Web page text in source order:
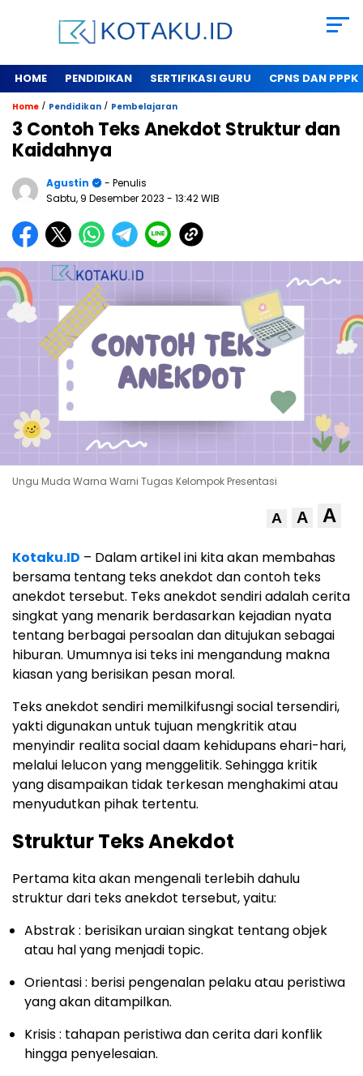
HOME PENDIDIKAN SERTIFIKASI GURU CPNS DAN PPPK
Home / Pendidikan / Pembelajaran
3 Contoh Teks Anekdot Struktur dan
Kaidahnya
Agustin
- Penulis
Sabtu, 9 Desember 2023 - 13:42 WIB
Ungu Muda Warna Warni Tugas Kelompok Presentasi
A A A
Kotaku.ID – Dalam artikel ini kita akan membahas
bersama tentang teks anekdot dan contoh teks
anekdot tersebut. Teks anekdot sendiri adalah cerita
singkat yang menarik berdasarkan kejadian nyata
tentang berbagai persoalan dan ditujukan sebagai
hiburan. Umumnya isi teks ini mengandung makna
kiasan yang berisikan pesan moral.
Teks anekdot sendiri memilkifusngi social tersendiri,
yakti digunakan untuk tujuan mengkritik atau
menyindir realita social daam kehidupans ehari-hari,
melalui lelucon yang menggelitik. Sehingga kritik
yang disampaikan tidak terkesan menghakimi atau
menyudutkan pihak tertentu.
Struktur Teks Anekdot
Pertama kita akan mengenali terlebih dahulu
struktur dari teks anekdot tersebut, yaitu:
Abstrak : berisikan uraian singkat tentang objek
atau hal yang menjadi topic.
Orientasi : berisi pengenalan pelaku atau peristiwa
yang akan ditampilkan.
Krisis : tahapan peristiwa dan cerita dari konflik
hingga penyelesaian.